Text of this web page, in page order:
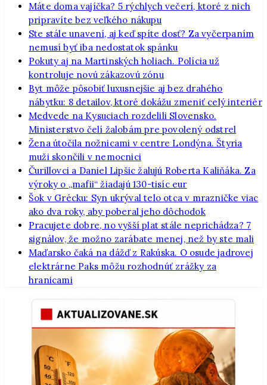
Máte doma vajíčka? 5 rýchlych večerí, ktoré z nich
pripravíte bez veľkého nákupu
Ste stále unavení, aj keď spíte dosť? Za vyčerpaním
nemusí byť iba nedostatok spánku
Pokuty aj na Martinských holiach. Polícia už
kontroluje novú zákazovú zónu
Byt môže pôsobiť luxusnejšie aj bez drahého
nábytku: 8 detailov, ktoré dokážu zmeniť celý interiér
Medvede na Kysuciach rozdelili Slovensko.
Ministerstvo čelí žalobám pre povolený odstrel
Žena útočila nožnicami v centre Londýna. Štyria
muži skončili v nemocnici
Čurillovci a Daniel Lipšic žalujú Roberta Kaliňáka. Za
výroky o „mafii“ žiadajú 130-tisíc eur
Šok v Grécku: Syn ukrýval telo otca v mrazničke viac
ako dva roky, aby poberal jeho dôchodok
Pracujete dobre, no vyšší plat stále neprichádza? 7
signálov, že možno zarábate menej, než by ste mali
Maďarsko čaká na dážď z Rakúska. O osude jadrovej
elektrárne Paks môžu rozhodnúť zrážky za
hranicami